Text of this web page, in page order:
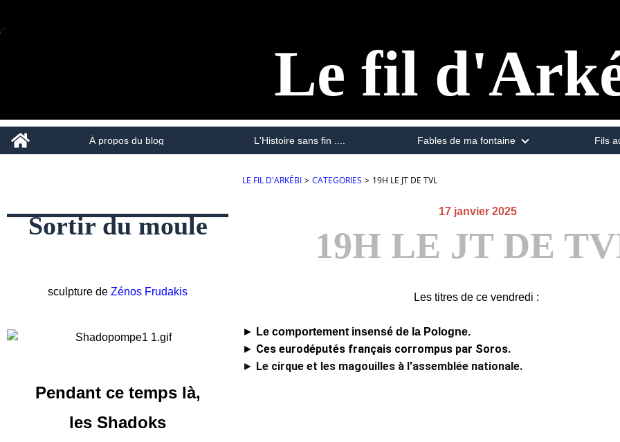
Le fil
Home
À propos du blog
L'Histoire sans fin .... Fables de ma fontaine Fils
Sortir du moule
sculpture de Zénos Frudakis
Pendant ce temps là,
les Shadoks
LE FIL D'ARKÉBI > CATEGORIES > 19H LE JT DE TVL
17 janvier 2025
19H LE JT DE
Les titres de ce vendredi :
► Le comportement insensé de la Pologne.
► Ces eurodéputés français corrompus par Soros.
► Le cirque et les magouilles à l'assemblée nationale.